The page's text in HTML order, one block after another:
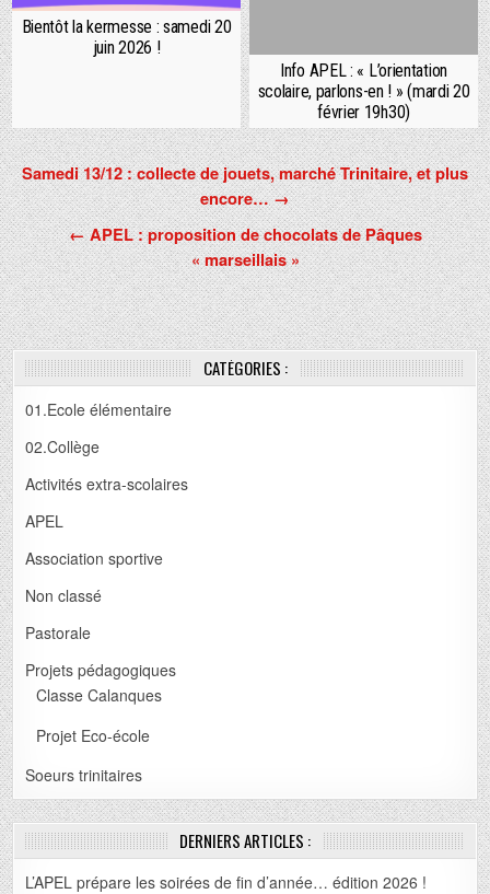
Bientôt la kermesse : samedi 20
juin 2026 !
Info APEL : « L’orientation
scolaire, parlons-en ! » (mardi 20
février 19h30)
Navigation
de
l’article
Samedi 13/12 : collecte de jouets, marché Trinitaire, et plus
encore… →
← APEL : proposition de chocolats de Pâques
« marseillais »
CATÉGORIES :
01.Ecole élémentaire
02.Collège
Activités extra-scolaires
APEL
Association sportive
Non classé
Pastorale
Projets pédagogiques
Classe Calanques
Projet Eco-école
Soeurs trinitaires
DERNIERS ARTICLES :
L’APEL prépare les soirées de fin d’année… édition 2026 !